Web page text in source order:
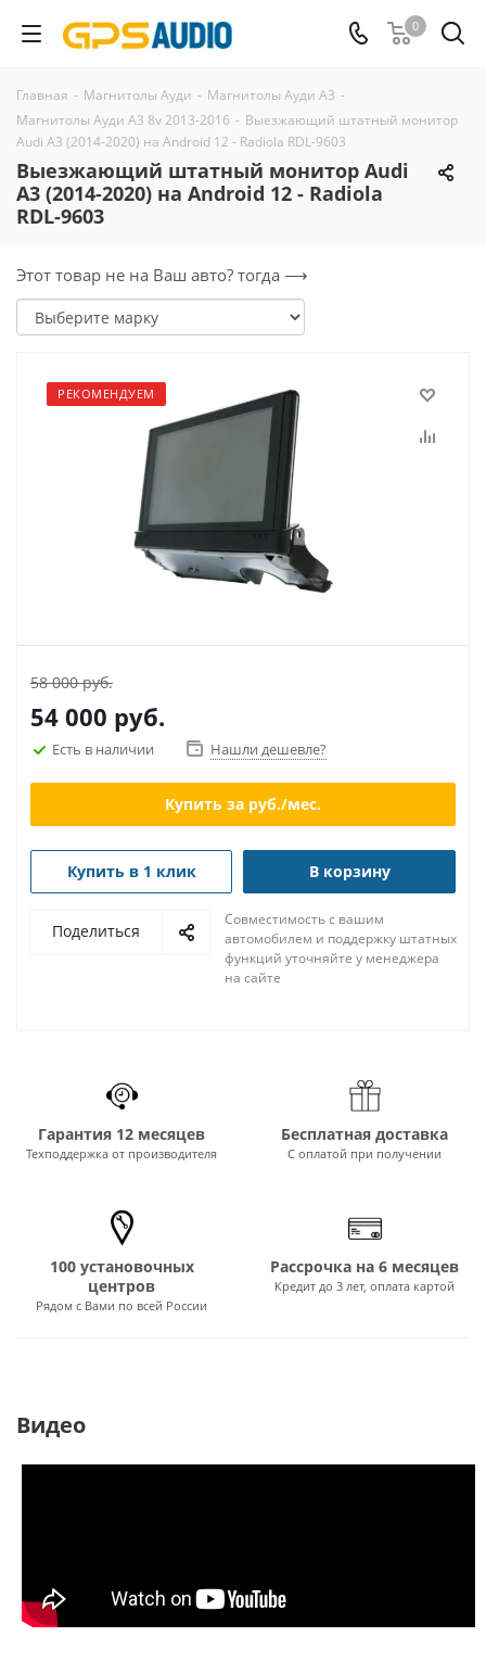
0
Главная - Магнитолы Ауди - Магнитолы Ауди А3 -
Магнитолы Ауди А3 8v 2013-2016 - Выезжающий штатный монитор
Audi A3 (2014-2020) на Android 12 - Radiola RDL-9603
Выезжающий штатный монитор Audi
A3 (2014-2020) на Android 12 - Radiola
RDL-9603
Этот товар не на Ваш авто? тогда ⟶
РЕКОМЕНДУЕМ
58 000 руб.
54 000 руб.
Есть в наличии Нашли дешевле?
Купить за руб./мес.
Купить в 1 клик В корзину
Поделиться
Совместимость с вашим
автомобилем и поддержку штатных
функций уточняйте у менеджера
на сайте
Гарантия 12 месяцев
Техподдержка от производителя
Бесплатная доставка
С оплатой при получении
100 установочных
центров
Рядом с Вами по всей России
Рассрочка на 6 месяцев
Кредит до 3 лет, оплата картой
Видео